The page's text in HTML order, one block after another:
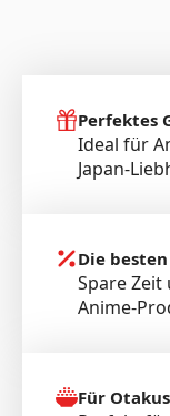
Perfektes
Ideal für
Japan-
Die
Spare
Anime-
Für Otakus